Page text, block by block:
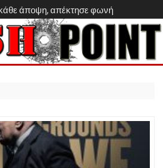
κάθε άποψη, απέκτησε φωνή
Skip